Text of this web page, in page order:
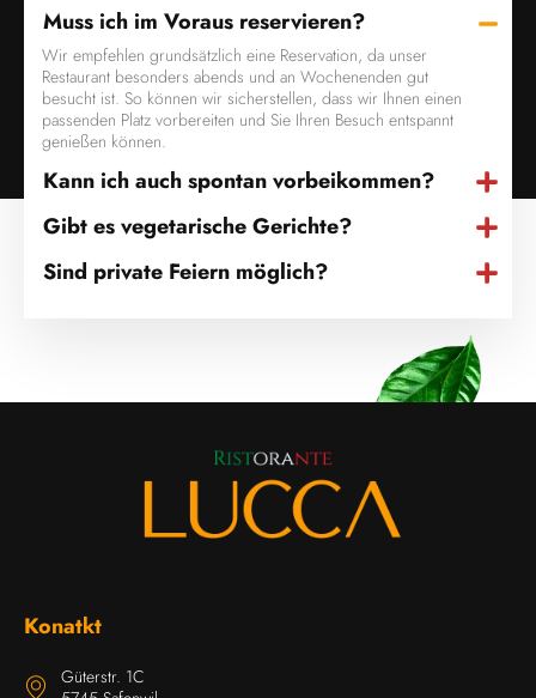
Muss ich im Voraus reservieren?
Wir empfehlen grundsätzlich eine Reservation, da unser
Restaurant besonders abends und an Wochenenden gut
besucht ist. So können wir sicherstellen, dass wir Ihnen einen
passenden Platz vorbereiten und Sie Ihren Besuch entspannt
genießen können.
Kann ich auch spontan vorbeikommen?
Gibt es vegetarische Gerichte?
Sind private Feiern möglich?
Konatkt
Güterstr. 1C